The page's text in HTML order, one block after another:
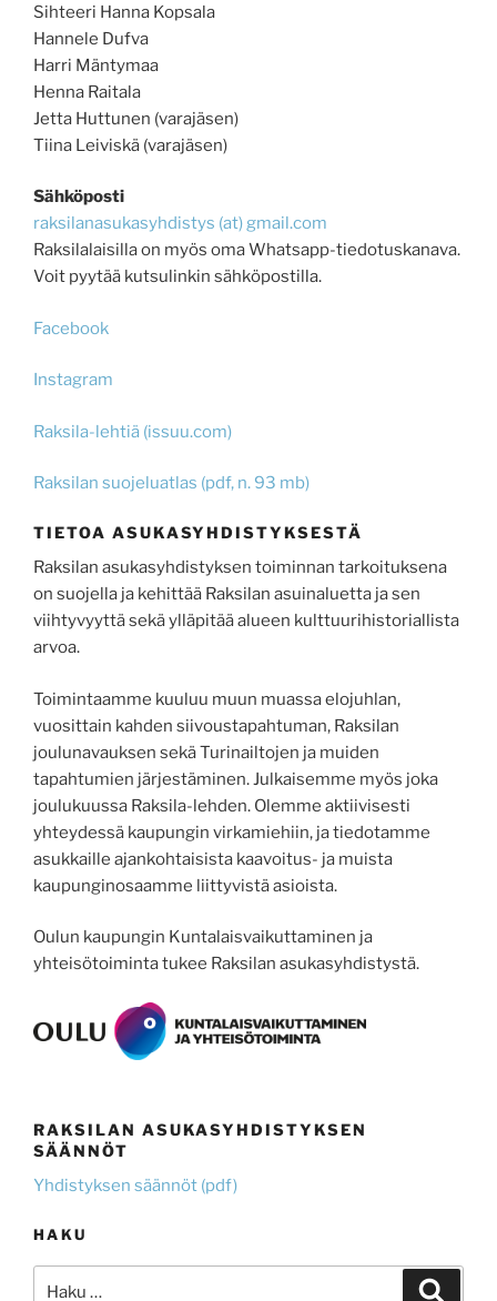
Sihteeri Hanna Kopsala
Hannele Dufva
Harri Mäntymaa
Henna Raitala
Jetta Huttunen (varajäsen)
Tiina Leiviskä (varajäsen)
Sähköposti
raksilanasukasyhdistys (at) gmail.com
Raksilalaisilla on myös oma Whatsapp-tiedotuskanava.
Voit pyytää kutsulinkin sähköpostilla.
Facebook
Instagram
Raksila-lehtiä (issuu.com)
Raksilan suojeluatlas (pdf, n. 93 mb)
TIETOA ASUKASYHDISTYKSESTÄ
Raksilan asukasyhdistyksen toiminnan tarkoituksena
on suojella ja kehittää Raksilan asuinaluetta ja sen
viihtyvyyttä sekä ylläpitää alueen kulttuurihistoriallista
arvoa.
Toimintaamme kuuluu muun muassa elojuhlan,
vuosittain kahden siivoustapahtuman, Raksilan
joulunavauksen sekä Turinailtojen ja muiden
tapahtumien järjestäminen. Julkaisemme myös joka
joulukuussa Raksila-lehden. Olemme aktiivisesti
yhteydessä kaupungin virkamiehiin, ja tiedotamme
asukkaille ajankohtaisista kaavoitus- ja muista
kaupunginosaamme liittyvistä asioista.
Oulun kaupungin Kuntalaisvaikuttaminen ja
yhteisötoiminta tukee Raksilan asukasyhdistystä.
RAKSILAN ASUKASYHDISTYKSEN
SÄÄNNÖT
Yhdistyksen säännöt (pdf)
HAKU